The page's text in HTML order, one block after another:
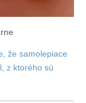
že samolepiace
z ktorého sú